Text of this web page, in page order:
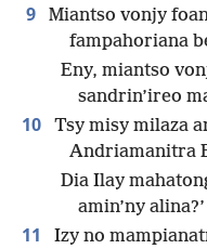
9
Miantso vonjy
fampahoriana
Eny, miantso
sandrin’ireo
10
Tsy misy milaza
Andriamanitra
Dia Ilay
amin’ny alina?’
11 Izy no